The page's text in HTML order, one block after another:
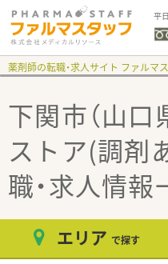
平
薬剤師の転職・求人サイト ファルマ
下関市（山口
ストア(調剤
職・求人情報
エリア で探す